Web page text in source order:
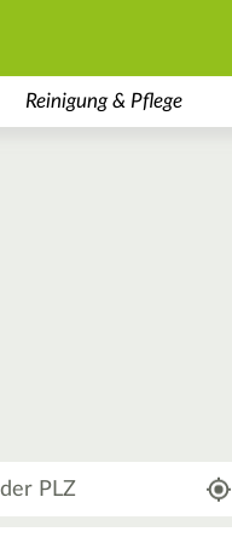
Reinigung & Pflege